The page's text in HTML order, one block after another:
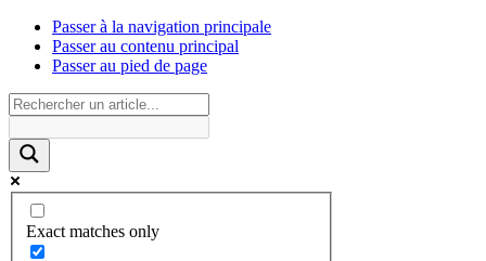
Passer à la navigation principale
Passer au contenu principal
Passer au pied de page
Exact matches only